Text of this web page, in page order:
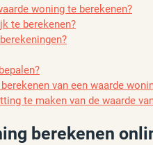
woning te berekenen?
te berekenen?
van een waarde
te maken van de waarde
berekenen